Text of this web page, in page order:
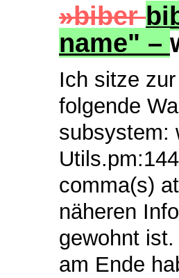
»biber
name" –
Ich sitze
folgende
subsystem:
comma(s)
näheren
gewohnt
am Ende